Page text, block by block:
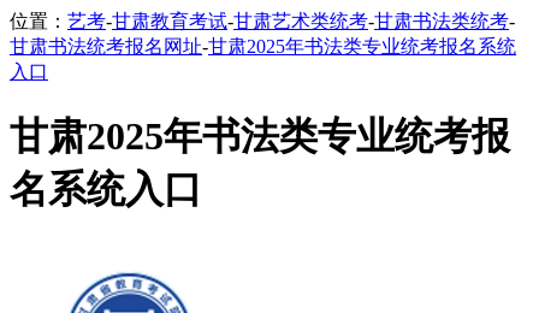
位置： 艺考-甘肃教育考试-甘肃艺术类统考-甘肃书法类统考-
甘肃书法统考报名网址-甘肃2025年书法类专业统考报名系统
入口
甘肃2025年书法类专业统考报
名系统入口